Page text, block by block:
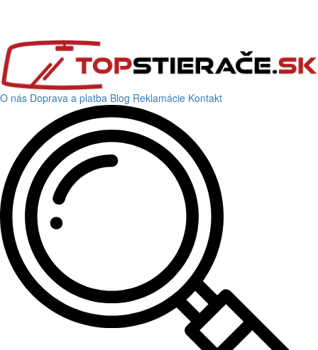
O nás Doprava a platba Blog Reklamácie Kontakt